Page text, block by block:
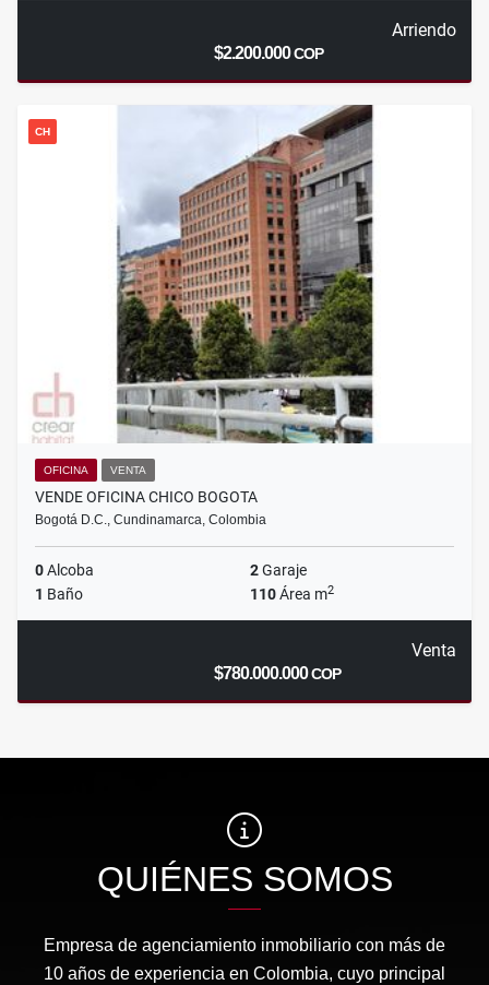
Arriendo
$2.200.000COP
CH
OFICINA VENTA
VENDE OFICINA CHICO BOGOTA
Bogotá D.C., Cundinamarca, Colombia
0Alcoba 2Garaje
1 Baño 110Área m2
Venta
$780.000.000COP
QUIÉNES SOMOS
Empresa de agenciamiento inmobiliario con más de
10 años de experiencia en Colombia, cuyo principal